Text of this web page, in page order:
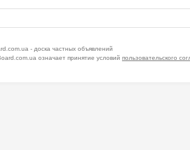
- доска частных объявлений
означает принятие условий пользовательского